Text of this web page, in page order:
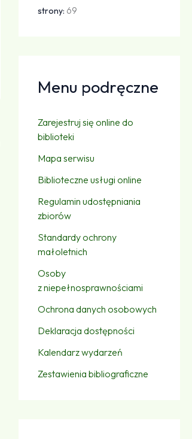
strony: 69
Menu podręczne
Zarejestruj się online do
biblioteki
Mapa serwisu
Biblioteczne usługi online
Regulamin udostępniania
zbiorów
Standardy ochrony
małoletnich
Osoby
z niepełnosprawnościami
Ochrona danych osobowych
Deklaracja dostępności
Kalendarz wydarzeń
Zestawienia bibliograficzne